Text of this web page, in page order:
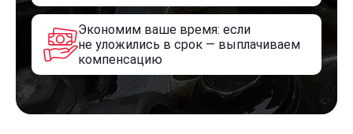
Экономим ваше время: если
не уложились в срок — выплачиваем
компенсацию